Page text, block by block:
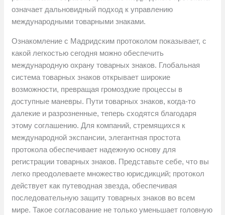
означает дальновидный подход к управлению
международными товарными знаками.
Ознакомление с Мадридским протоколом показывает, с
какой легкостью сегодня можно обеспечить
международную охрану товарных знаков. Глобальная
система товарных знаков открывает широкие
возможности, превращая громоздкие процессы в
доступные маневры. Пути товарных знаков, когда-то
далекие и разрозненные, теперь сходятся благодаря
этому соглашению. Для компаний, стремящихся к
международной экспансии, элегантная простота
протокола обеспечивает надежную основу для
регистрации товарных знаков. Представьте себе, что вы
легко преодолеваете множество юрисдикций; протокол
действует как путеводная звезда, обеспечивая
последовательную защиту товарных знаков во всем
мире. Такое согласование не только уменьшает головную